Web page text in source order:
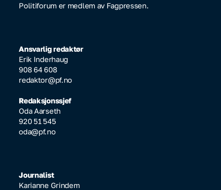
Politiforum er medlem av Fagpressen.
Ansvarlig redaktør
Erik Inderhaug
908 64 608
redaktor@pf.no
Redaksjonssjef
Oda Aarseth
920 51 545
oda@pf.no
Journalist
Karianne Grindem